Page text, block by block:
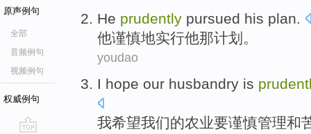
原声例句
全部
音频例句
视频例句
权威例句
He prudently pursued his plan.
他谨慎地实行他那计划。
youdao
I hope our husbandry is
我希望我们的农业要谨慎管理和